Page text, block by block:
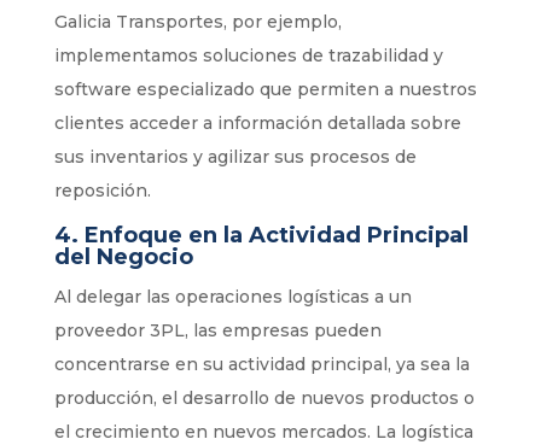
Galicia Transportes, por ejemplo,
implementamos soluciones de trazabilidad y
software especializado que permiten a nuestros
clientes acceder a información detallada sobre
sus inventarios y agilizar sus procesos de
reposición.
4. Enfoque en la Actividad Principal
del Negocio
Al delegar las operaciones logísticas a un
proveedor 3PL, las empresas pueden
concentrarse en su actividad principal, ya sea la
producción, el desarrollo de nuevos productos o
el crecimiento en nuevos mercados. La logística